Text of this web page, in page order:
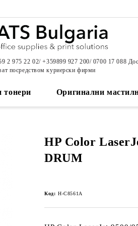
2 975 22 02/ +359899 927 200/ 0700 17 088
посредством куриерски фирми
тонери Оригинални
HP Color
DRUM
Код: H-C8561A